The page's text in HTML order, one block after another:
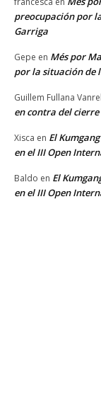
preocupación por
Garriga
Gepe en Més por
por la situación de
Guillem Fullana
en contra del cierre
Xisca en El
en el III Open
Baldo en El
en el III Open